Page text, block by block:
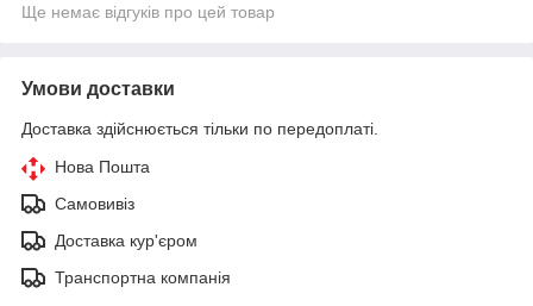
Ще немає відгуків про цей товар
Умови доставки
Доставка здійснюється тільки по передоплаті.
Нова Пошта
Самовивіз
Доставка кур'єром
Транспортна компанія